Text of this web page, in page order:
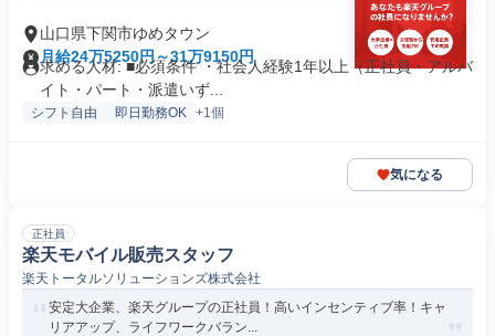
山口県下関市ゆめタウン
月給24万5250円～31万9150円
求める人材: ■必須条件 ・社会人経験1年以上（正社員・アルバ
イト・パート・派遣いず...
シフト自由 即日勤務OK +1個
気になる
正社員
楽天モバイル販売スタッフ
楽天トータルソリューションズ株式会社
安定大企業、楽天グループの正社員！高いインセンティブ率！キャ
リアアップ、ライフワークバラン...